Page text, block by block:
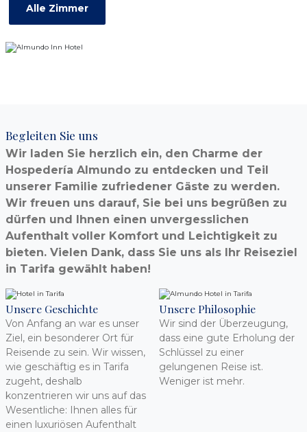
Alle Zimmer
Begleiten Sie uns
Wir laden Sie herzlich ein, den Charme der
Hospedería Almundo zu entdecken und Teil
unserer Familie zufriedener Gäste zu werden.
Wir freuen uns darauf, Sie bei uns begrüßen zu
dürfen und Ihnen einen unvergesslichen
Aufenthalt voller Komfort und Leichtigkeit zu
bieten. Vielen Dank, dass Sie uns als Ihr Reiseziel
in Tarifa gewählt haben!
Unsere Geschichte
Von Anfang an war es unser
Ziel, ein besonderer Ort für
Reisende zu sein. Wir wissen,
wie geschäftig es in Tarifa
zugeht, deshalb
konzentrieren wir uns auf das
Wesentliche: Ihnen alles für
einen luxuriösen Aufenthalt
Unsere Philosophie
Wir sind der Überzeugung,
dass eine gute Erholung der
Schlüssel zu einer
gelungenen Reise ist.
Weniger ist mehr.